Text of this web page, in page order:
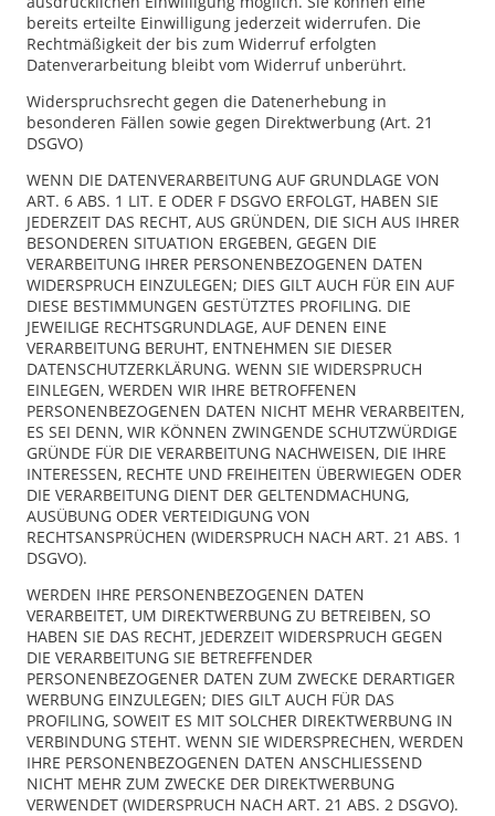
bereits erteilte Einwilligung jederzeit widerrufen. Die
Rechtmäßigkeit der bis zum Widerruf erfolgten
Datenverarbeitung bleibt vom Widerruf unberührt.
Widerspruchsrecht gegen die Datenerhebung in
besonderen Fällen sowie gegen Direktwerbung (Art. 21
DSGVO)
WENN DIE DATENVERARBEITUNG AUF GRUNDLAGE VON
ART. 6 ABS. 1 LIT. E ODER F DSGVO ERFOLGT, HABEN SIE
JEDERZEIT DAS RECHT, AUS GRÜNDEN, DIE SICH AUS IHRER
BESONDEREN SITUATION ERGEBEN, GEGEN DIE
VERARBEITUNG IHRER PERSONENBEZOGENEN DATEN
WIDERSPRUCH EINZULEGEN; DIES GILT AUCH FÜR EIN AUF
DIESE BESTIMMUNGEN GESTÜTZTES PROFILING. DIE
JEWEILIGE RECHTSGRUNDLAGE, AUF DENEN EINE
VERARBEITUNG BERUHT, ENTNEHMEN SIE DIESER
DATENSCHUTZERKLÄRUNG. WENN SIE WIDERSPRUCH
EINLEGEN, WERDEN WIR IHRE BETROFFENEN
PERSONENBEZOGENEN DATEN NICHT MEHR VERARBEITEN,
ES SEI DENN, WIR KÖNNEN ZWINGENDE SCHUTZWÜRDIGE
GRÜNDE FÜR DIE VERARBEITUNG NACHWEISEN, DIE IHRE
INTERESSEN, RECHTE UND FREIHEITEN ÜBERWIEGEN ODER
DIE VERARBEITUNG DIENT DER GELTENDMACHUNG,
AUSÜBUNG ODER VERTEIDIGUNG VON
RECHTSANSPRÜCHEN (WIDERSPRUCH NACH ART. 21 ABS. 1
DSGVO).
WERDEN IHRE PERSONENBEZOGENEN DATEN
VERARBEITET, UM DIREKTWERBUNG ZU BETREIBEN, SO
HABEN SIE DAS RECHT, JEDERZEIT WIDERSPRUCH GEGEN
DIE VERARBEITUNG SIE BETREFFENDER
PERSONENBEZOGENER DATEN ZUM ZWECKE DERARTIGER
WERBUNG EINZULEGEN; DIES GILT AUCH FÜR DAS
PROFILING, SOWEIT ES MIT SOLCHER DIREKTWERBUNG IN
VERBINDUNG STEHT. WENN SIE WIDERSPRECHEN, WERDEN
IHRE PERSONENBEZOGENEN DATEN ANSCHLIESSEND
NICHT MEHR ZUM ZWECKE DER DIREKTWERBUNG
VERWENDET (WIDERSPRUCH NACH ART. 21 ABS. 2 DSGVO).